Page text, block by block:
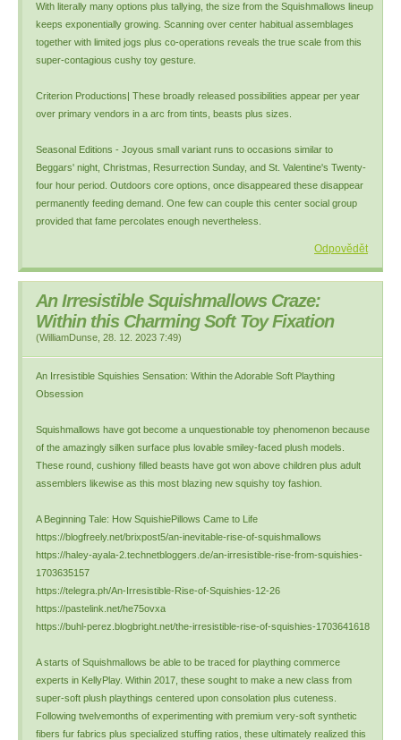
With literally many options plus tallying, the size from the Squishmallows lineup
keeps exponentially growing. Scanning over center habitual assemblages
together with limited jogs plus co-operations reveals the true scale from this
super-contagious cushy toy gesture.
Criterion Productions| These broadly released possibilities appear per year
over primary vendors in a arc from tints, beasts plus sizes.
Seasonal Editions - Joyous small variant runs to occasions similar to
Beggars' night, Christmas, Resurrection Sunday, and St. Valentine's Twenty-
four hour period. Outdoors core options, once disappeared these disappear
permanently feeding demand. One few can couple this center social group
provided that fame percolates enough nevertheless.
Odpovědět
An Irresistible Squishmallows Craze:
Within this Charming Soft Toy Fixation
(WilliamDunse 28. 12. 2023 7:49)
An Irresistible Squishies Sensation: Within the Adorable Soft Plaything
Obsession
Squishmallows have got become a unquestionable toy phenomenon because
of the amazingly silken surface plus lovable smiley-faced plush models.
These round, cushiony filled beasts have got won above children plus adult
assemblers likewise as this most blazing new squishy toy fashion.
A Beginning Tale: How SquishiePillows Came to Life
https://blogfreely.net/brixpost5/an-inevitable-rise-of-squishmallows
https://haley-ayala-2.technetbloggers.de/an-irresistible-rise-from-squishies-
1703635157
https://telegra.ph/An-Irresistible-Rise-of-Squishies-12-26
https://pastelink.net/he75ovxa
https://buhl-perez.blogbright.net/the-irresistible-rise-of-squishies-1703641618
A starts of Squishmallows be able to be traced for plaything commerce
experts in KellyPlay. Within 2017, these sought to make a new class from
super-soft plush playthings centered upon consolation plus cuteness.
Following twelvemonths of experimenting with premium very-soft synthetic
fibers fur fabrics plus specialized stuffing ratios, these ultimately realized this